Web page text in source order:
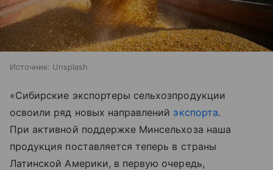
Источник: Unsplash
«Сибирские экспортеры сельхозпродукции
освоили ряд новых направлений экспорта.
При активной поддержке Минсельхоза наша
продукция поставляется теперь в страны
Латинской Америки, в первую очередь,